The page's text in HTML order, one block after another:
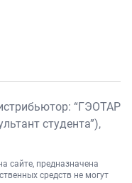
“ГЭОТАР
студента”),
сайте, предназначена
средств не могут